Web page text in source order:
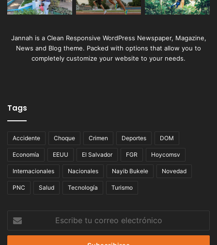
Jannah is a Clean Responsive WordPress Newspaper, Magazine,
News and Blog theme. Packed with options that allow you to
completely customize your website to your needs.
Tags
Accidente Choque Crimen Deportes DOM
Economía EEUU El Salvador FGR Hoycomsv
Internacionales Nacionales Nayib Bukele Novedad
PNC Salud Tecnología Turismo
correo